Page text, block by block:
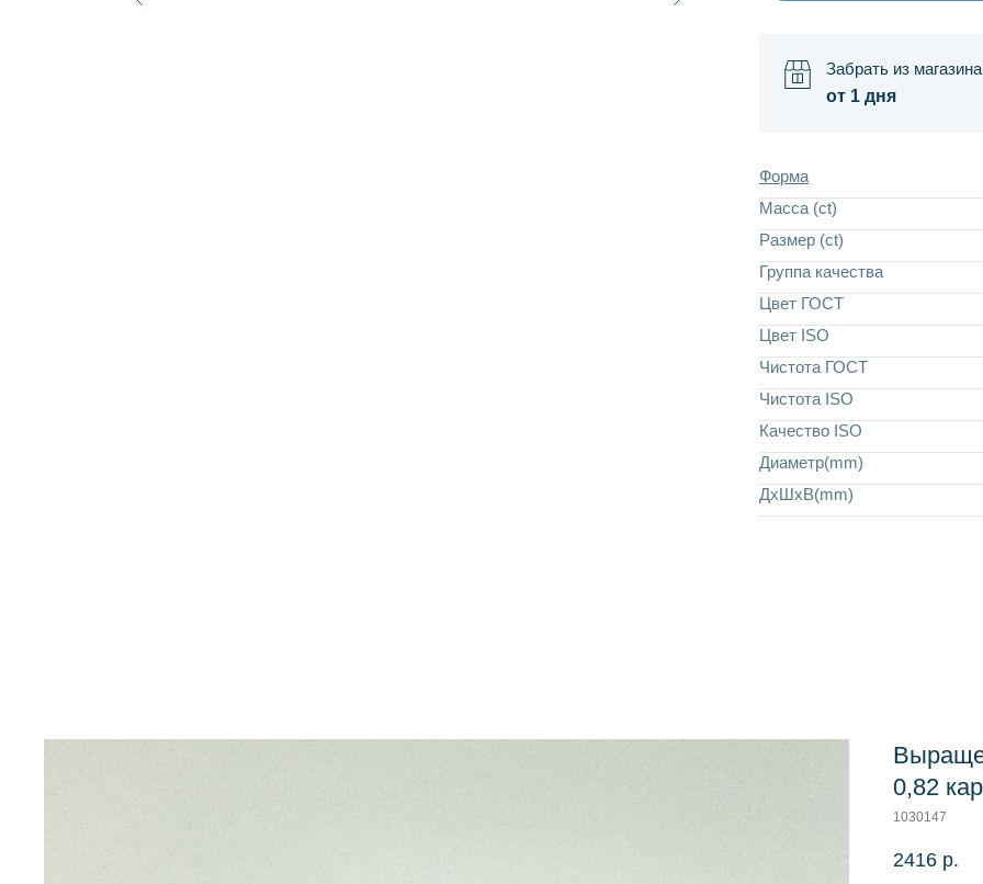
от 1 дня
Забрать из магазина
Форма
Масса (ct)
Размер (ct)
Группа качества
Цвет ГОСТ
Цвет ISO
Чистота ГОСТ
Чистота ISO
Качество ISO
Диаметр(mm)
ДхШхВ(mm)
0,82
1030147
2416 р.